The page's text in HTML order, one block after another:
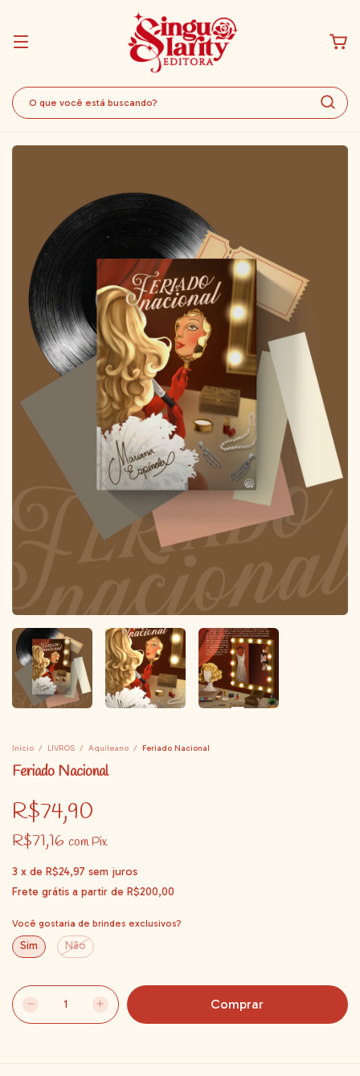
Início / LIVROS / Aquileano / Feriado Nacional
Feriado Nacional
R$74,90
R$71,16 comPix
3 x de R$24,97 sem juros
Frete grátis a partir de R$200,00
Você gostaria de brindes exclusivos?
Sim Não